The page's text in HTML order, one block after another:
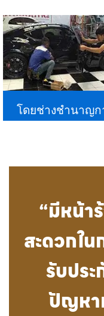
โดยช่างชำนาญก
“มีหน้า
สะดวกใ
รับปร
ปัญหา